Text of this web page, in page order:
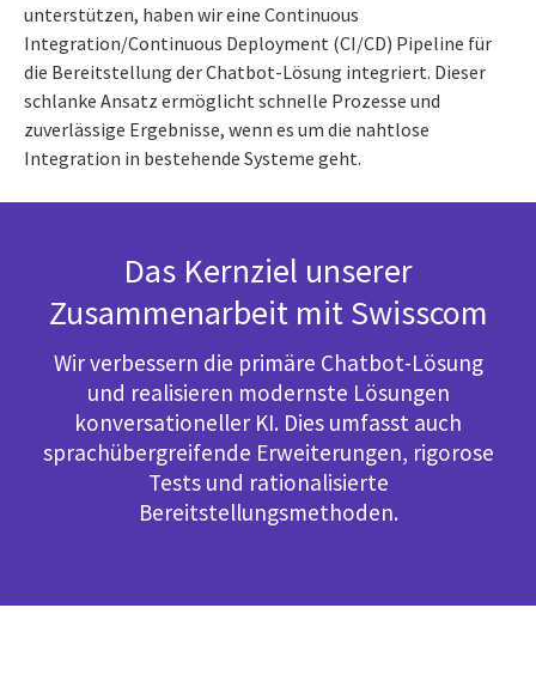
unterstützen, haben wir eine Continuous
Integration/Continuous Deployment (CI/CD) Pipeline für
die Bereitstellung der Chatbot-Lösung integriert. Dieser
schlanke Ansatz ermöglicht schnelle Prozesse und
zuverlässige Ergebnisse, wenn es um die nahtlose
Integration in bestehende Systeme geht.
Das Kernziel unserer
Zusammenarbeit mit Swisscom
Wir verbessern die primäre Chatbot-Lösung
und realisieren modernste Lösungen
konversationeller KI. Dies umfasst auch
sprachübergreifende Erweiterungen, rigorose
Tests und rationalisierte
Bereitstellungsmethoden.